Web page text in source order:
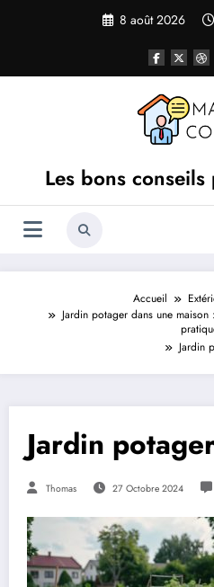
8 août 2026
Les bons
Accueil
Jardin potager dans une
Jardin
Jardin
Thomas 27 Octobre 2024